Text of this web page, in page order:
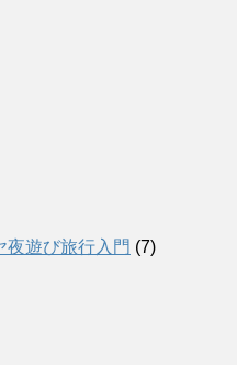
夜遊び旅行入門 (7)